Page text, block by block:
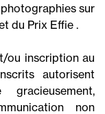
sur
du Prix Effie .
ou inscription au
autorisent
non